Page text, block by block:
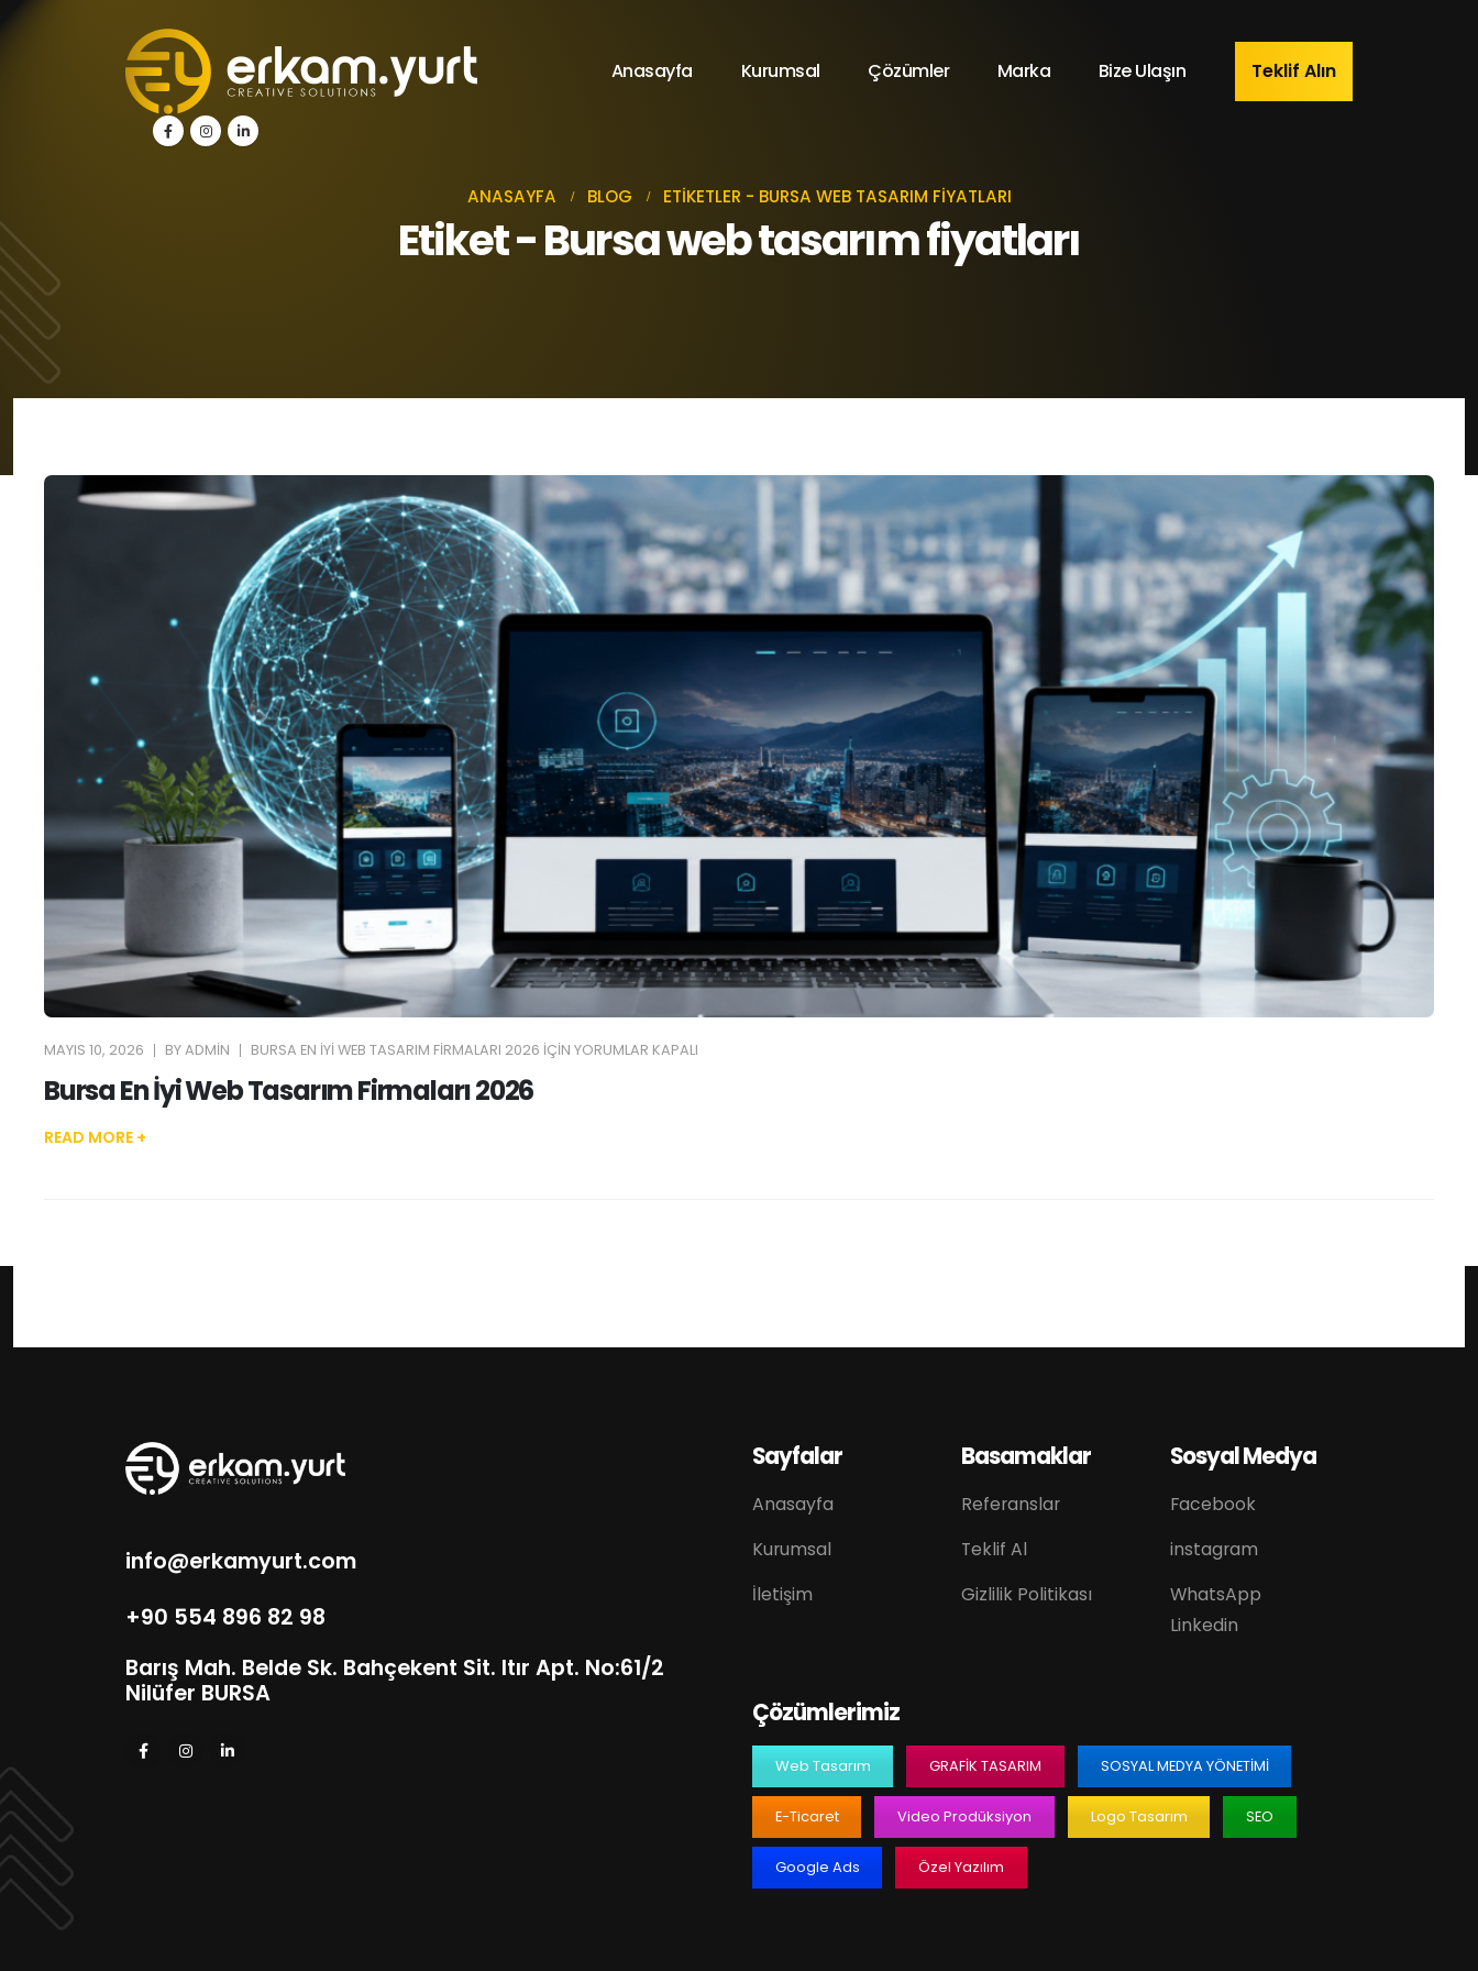
Anasayfa Kurumsal Çözümler Marka Bize Ulaşın Teklif Alın
ANASAYFA BLOG ETIKETLER - BURSA WEB TASARIM FIYATLARI
Etiket - Bursa web tasarım fiyatları
MAYIS 10, 2026 BYADMIN BURSA EN İYI WEB TASARIM FIRMALARI 2026 IÇIN YORUMLAR KAPALI
Bursa En İyi Web Tasarım Firmaları 2026
READ MORE +
info@erkamyurt.com
+90 554 896 82 98
Barış Mah. Belde Sk. Bahçekent Sit. Itır Apt. No:61/2
Nilüfer BURSA
Sayfalar
Anasayfa
Kurumsal
İletişim
Basamaklar
Referanslar
Teklif Al
Gizlilik Politikası
Sosyal Medya
Facebook
instagram
WhatsApp
Linkedin
Çözümlerimiz
Web Tasarım GRAFIK TASARIM SOSYAL MEDYA YÖNETIMI
E-Ticaret Video Prodüksiyon Logo Tasarım SEO
Google Ads Özel Yazılım